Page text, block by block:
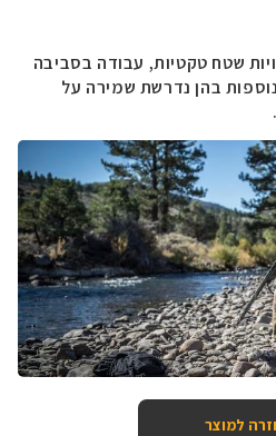
שטח טקטיות, עבודה בסביבה
בהן נדרשת שמירה על
למוצר